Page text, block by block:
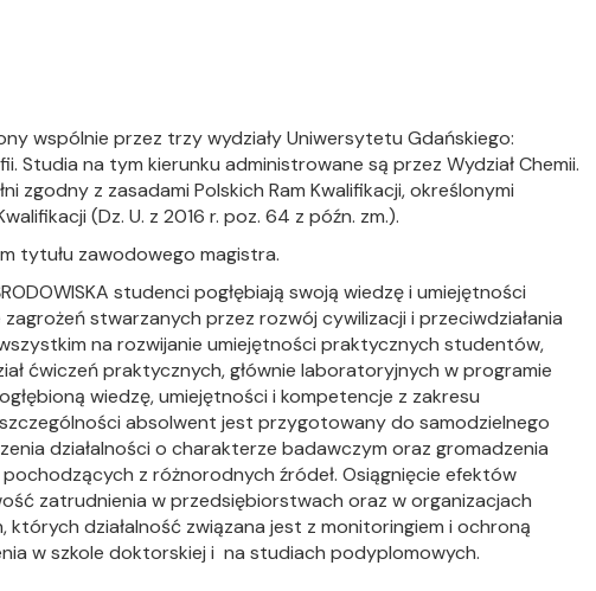
wspólnie przez trzy wydziały Uniwersytetu Gdańskiego:
Studia na tym kierunku administrowane są przez Wydział Chemii.
zgodny z zasadami Polskich Ram Kwalifikacji, określonymi
(Dz. U. z 2016 r. poz. 64 z późn. zm.).
tytułu zawodowego magistra.
studenci pogłębiają swoją wiedzę i umiejętności
stwarzanych przez rozwój cywilizacji i przeciwdziałania
na rozwijanie umiejętności praktycznych studentów,
ćwiczeń praktycznych, głównie laboratoryjnych w programie
wiedzę, umiejętności i kompetencje z zakresu
absolwent jest przygotowany do samodzielnego
działalności o charakterze badawczym oraz gromadzenia
z różnorodnych źródeł. Osiągnięcie efektów
zatrudnienia w przedsiębiorstwach oraz w organizacjach
działalność związana jest z monitoringiem i ochroną
w szkole doktorskiej i na studiach podyplomowych.